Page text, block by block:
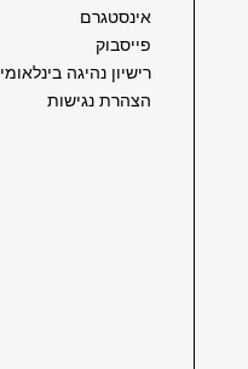
אינסטגרם
פייסבוק
רישיון נהיגה בינלאומי
הצהרת נגישות